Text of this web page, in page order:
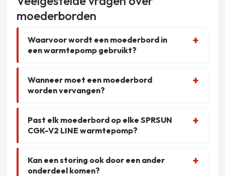
moederborden
Waarvoor wordt een moederbord in
een warmtepomp gebruikt?
Wanneer moet een moederbord
worden vervangen?
Past elk moederbord op elke SPRSUN
CGK-V2 LINE warmtepomp?
Kan een storing ook door een ander
onderdeel komen?